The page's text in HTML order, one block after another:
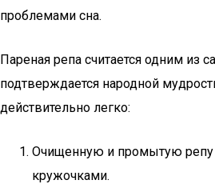
проблемами сна.
Пареная репа считается одним из
подтверждается народной
действительно легко:
Очищенную и промытую репу
кружочками.